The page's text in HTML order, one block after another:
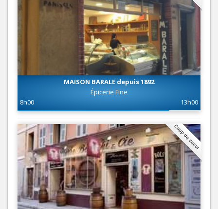
MAISON BARALE depuis 1892
Épicerie Fine
8h00
13h00
Coup de coeur